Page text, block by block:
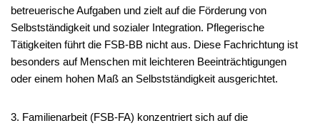
betreuerische Aufgaben und zielt auf die Förderung von
Selbstständigkeit und sozialer Integration. Pflegerische
Tätigkeiten führt die FSB-BB nicht aus. Diese Fachrichtung ist
besonders auf Menschen mit leichteren Beeinträchtigungen
oder einem hohen Maß an Selbstständigkeit ausgerichtet.
3. Familienarbeit (FSB-FA) konzentriert sich auf die